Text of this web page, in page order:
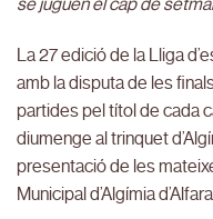
La 27 edició de la Lliga
amb la disputa de les
partides pel títol de cada
diumenge al trinquet
presentació de les
Municipal d’Algímia